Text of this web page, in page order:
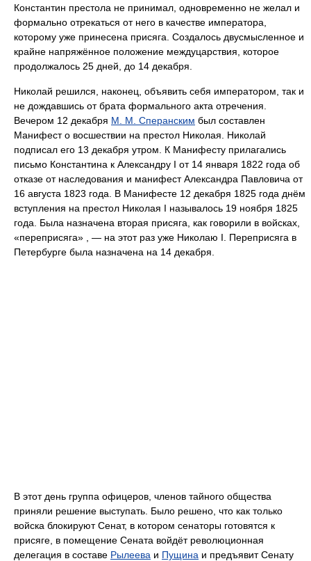
Константин престола не принимал, одновременно не желал и
формально отрекаться от него в качестве императора,
которому уже принесена присяга. Создалось двусмысленное и
крайне напряжённое положение междуцарствия, которое
продолжалось 25 дней, до 14 декабря.
Николай решился, наконец, объявить себя императором, так и
не дождавшись от брата формального акта отречения.
Вечером 12 декабря М. М. Сперанским был составлен
Манифест о восшествии на престол Николая. Николай
подписал его 13 декабря утром. К Манифесту прилагались
письмо Константина к Александру I от 14 января 1822 года об
отказе от наследования и манифест Александра Павловича от
16 августа 1823 года. В Манифесте 12 декабря 1825 года днём
вступления на престол Николая I называлось 19 ноября 1825
года. Была назначена вторая присяга, как говорили в войсках,
«переприсяга» , — на этот раз уже Николаю I. Переприсяга в
Петербурге была назначена на 14 декабря.
В этот день группа офицеров, членов тайного общества
приняли решение выступать. Было решено, что как только
войска блокируют Сенат, в котором сенаторы готовятся к
присяге, в помещение Сената войдёт революционная
делегация в составе Рылеева и Пущина и предъявит Сенату